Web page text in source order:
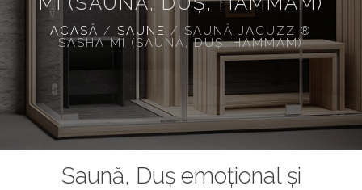
ACASĂ / SAUNE / SAUNĂ JACUZZI®
SASHA MI (SAUNĂ, DUȘ, HAMMAM)
Saună, Duș emoțional și